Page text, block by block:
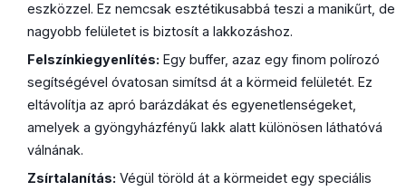
eszközzel. Ez nemcsak esztétikusabbá teszi a manikűrt, de
nagyobb felületet is biztosít a lakkozáshoz.
Felszínkiegyenlítés: Egy buffer, azaz egy finom polírozó
segítségével óvatosan simítsd át a körmeid felületét. Ez
eltávolítja az apró barázdákat és egyenetlenségeket,
amelyek a gyöngyházfényű lakk alatt különösen láthatóvá
válnának.
Zsírtalanítás: Végül töröld át a körmeidet egy speciális